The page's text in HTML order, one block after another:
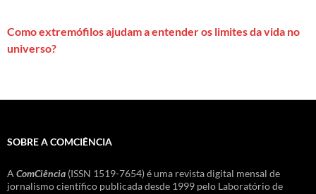
Como extremófilos ajudam a entender os limites da vida no
universo?
SOBRE A COMCIÊNCIA
A ComCiência (ISSN 1519-7654) é uma revista digital mensal de
jornalismo científico publicada desde 1999 pelo Laboratório de